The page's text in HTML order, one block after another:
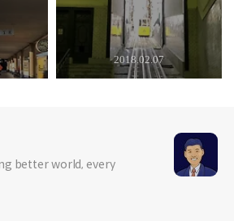
2018.02.07
better world, every